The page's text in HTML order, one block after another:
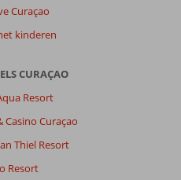
Curaçao
kinderen
CURAÇAO
Resort
Curaçao
Thiel Resort
Resort